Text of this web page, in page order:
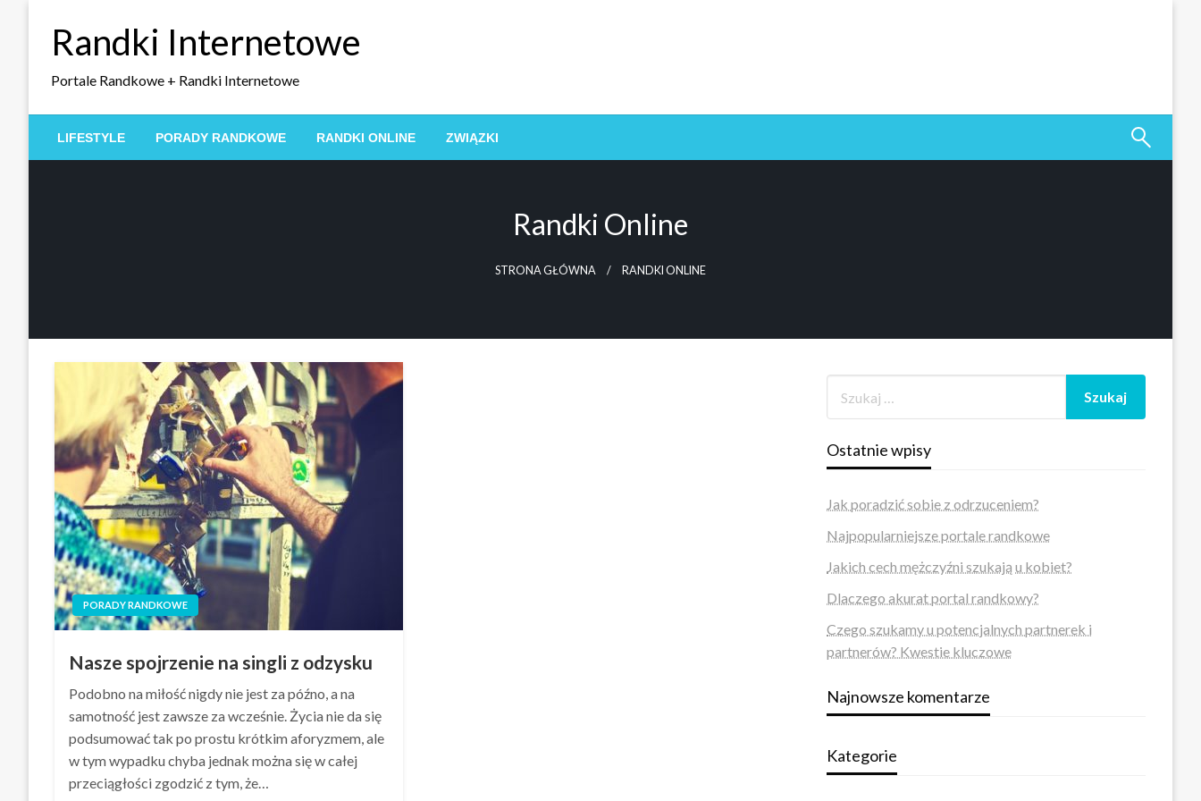
Randki Internetowe
Portale Randkowe + Randki Internetowe
LIFESTYLE PORADY RANDKOWE RANDKI ONLINE ZWIĄZKI
Randki Online
STRONA GŁÓWNA RANDKI ONLINE
PORADY RANDKOWE
Nasze spojrzenie na singli z odzysku
Podobno na miłość nigdy nie jest za późno, a na
samotność jest zawsze za wcześnie. Życia nie da się
podsumować tak po prostu krótkim aforyzmem, ale
w tym wypadku chyba jednak można się w całej
przeciągłości zgodzić z tym, że…
Ostatnie wpisy
Jak poradzić sobie z odrzuceniem?
Najpopularniejsze portale randkowe
Jakich cech mężczyźni szukają u kobiet?
Dlaczego akurat portal randkowy?
Czego szukamy u potencjalnych partnerek i
partnerów? Kwestie kluczowe
Najnowsze komentarze
Kategorie